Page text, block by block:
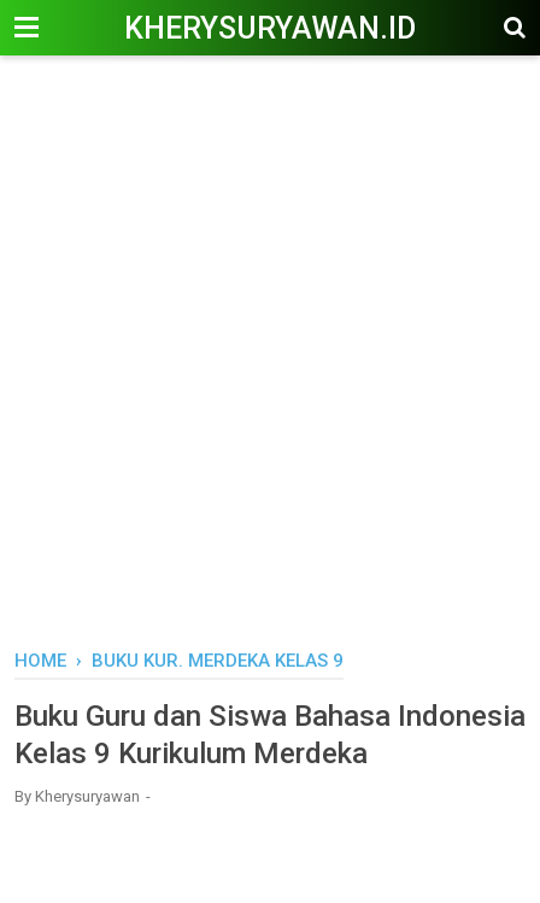
KHERYSURYAWAN.ID
HOME › BUKU KUR. MERDEKA KELAS 9
Buku Guru dan Siswa Bahasa Indonesia
Kelas 9 Kurikulum Merdeka
By Kherysuryawan